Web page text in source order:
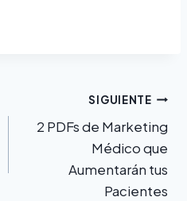
SIGUIENTE
2 PDFs de Marketing
Médico que
Aumentarán tus
Pacientes